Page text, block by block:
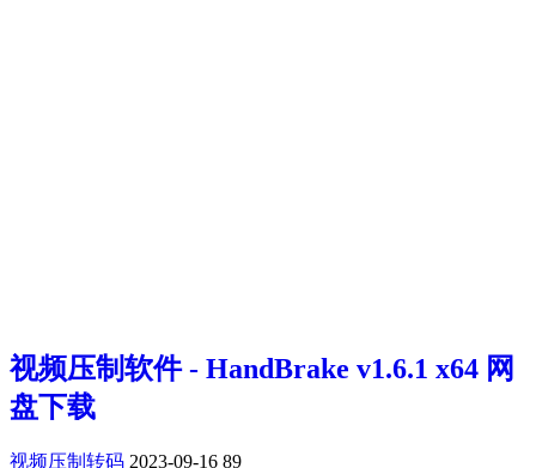
视频压制软件 - HandBrake v1.6.1 x64 网
盘下载
视频压制转码 2023-09-16 89